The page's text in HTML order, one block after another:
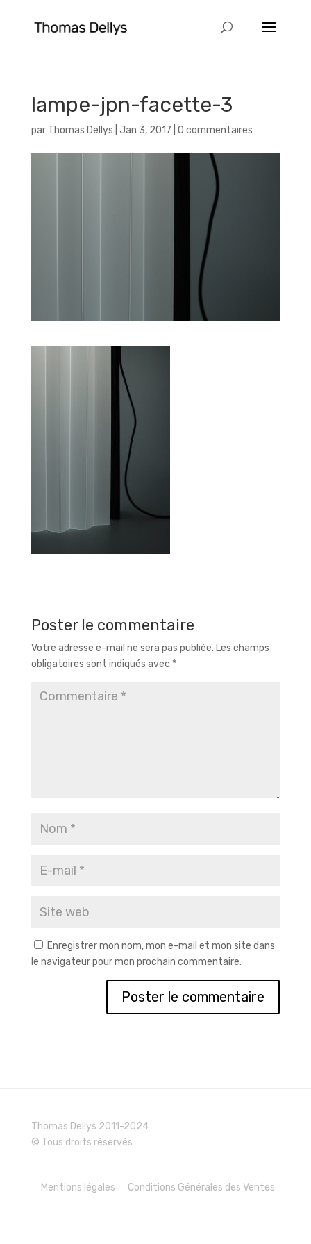
lampe-jpn-facette-3
par Thomas Dellys Jan 3, 2017 0 commentaires
Poster le commentaire
Votre adresse e-mail ne sera pas publiée. Les champs
obligatoires sont indiqués avec *
Enregistrer mon nom, mon e-mail et mon site dans
le navigateur pour mon prochain commentaire.
Thomas Dellys 2011-2024
© Tous droits réservés
Mentions légales Conditions Générales des Ventes